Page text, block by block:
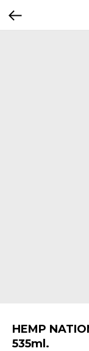
HEMP
535ml.